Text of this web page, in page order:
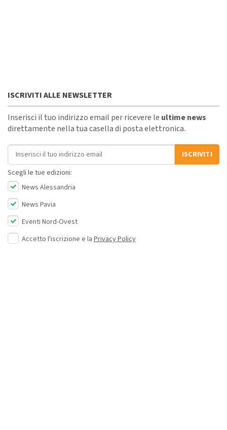
ISCRIVITI ALLE NEWSLETTER
Inserisci il tuo indirizzo email per ricevere le ultime news
direttamente nella tua casella di posta elettronica.
Indirizzo email
ISCRIVITI
Scegli le tue edizioni:
News Alessandria
News Pavia
Eventi Nord-Ovest
Accetto l'iscrizione e la Privacy Policy